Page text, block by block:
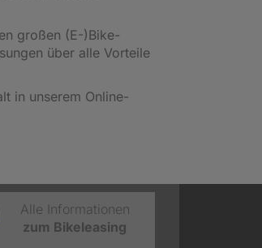
großen (E-)Bike-
über alle Vorteile
in unserem Online-
Alle Informationen
zum Bikeleasing